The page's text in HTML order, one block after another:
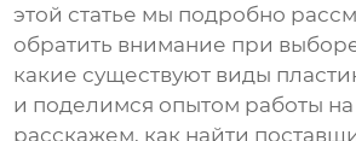
этой статье мы подробно
обратить внимание при
какие существуют виды
и поделимся опытом работы
расскажем, как найти